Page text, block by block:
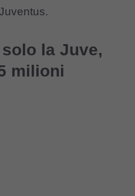
la Juve,
milioni